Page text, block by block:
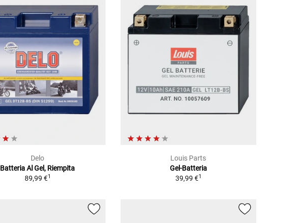
Delo
Batteria Al Gel, Riempita
89,99 €1
Louis Parts
Gel-Batteria
39,99 €1